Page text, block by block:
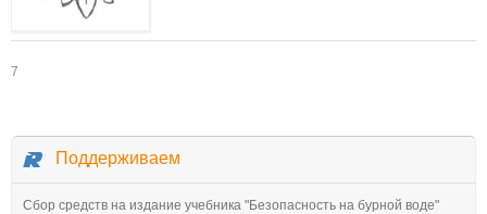
7
Поддерживаем
Сбор средств на издание учебника "Безопасность на бурной воде"